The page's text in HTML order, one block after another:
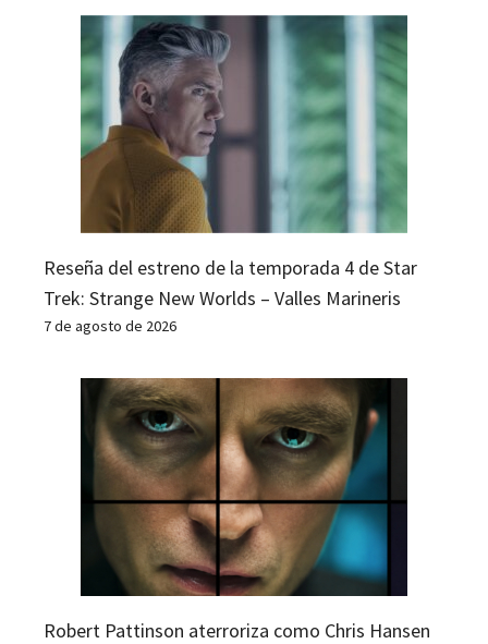
Reseña del estreno de la temporada 4 de Star
Trek: Strange New Worlds – Valles Marineris
7 de agosto de 2026
Robert Pattinson aterroriza como Chris Hansen